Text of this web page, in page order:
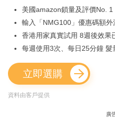
美國amazon鎖量及評價No. 1
輸入「NMG100」優惠碼額外
香港用家真實試用 8週後效果
每週使用3次、每日25分鐘 髮
立即選購
資料由客戶提供
廣